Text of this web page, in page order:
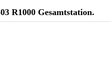
R1000 Gesamtstation.